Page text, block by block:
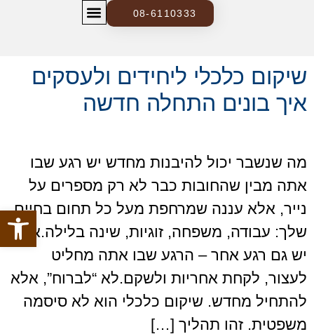
פתח
08-6110333
שיקום כלכלי ליחידים ולעסקים
איך בונים התחלה חדשה
מה שנשבר יכול להיבנות מחדש יש רגע שבו
אתה מבין שהחובות כבר לא רק מספרים על
נייר, אלא עננה שמרחפת מעל כל תחום בחיים
שלך: עבודה, משפחה, זוגיות, שינה בלילה.אבל
יש גם רגע אחר – הרגע שבו אתה מחליט
לעצור, לקחת אחריות ולשקם.לא “לברוח”, אלא
להתחיל מחדש. שיקום כלכלי הוא לא סיסמה
משפטית. זהו תהליך […]